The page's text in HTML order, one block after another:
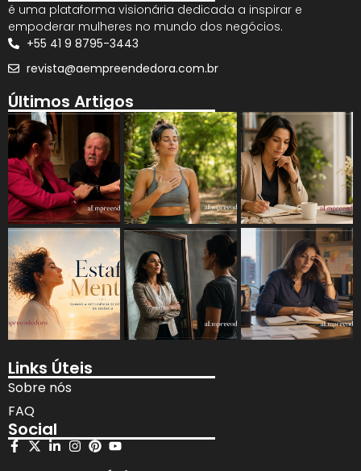
é uma plataforma visionária dedicada a inspirar e
empoderar mulheres no mundo dos negócios.
+55 41 9 8795-3443
revista@aempreendedora.com.br
Últimos Artigos
Links Úteis
Sobre nós
FAQ
Social